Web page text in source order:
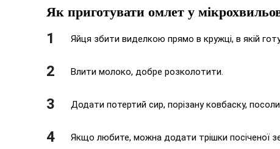
Як приготувати омлет у
Яйця збити виделкою прямо в кружці, в якій
Влити молоко, добре розколотити.
Додати потертий сир, порізану ковбаску,
Якщо любите, можна додати трішки посіченої